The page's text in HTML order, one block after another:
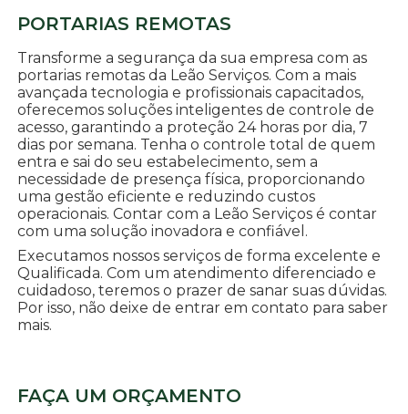
PORTARIAS REMOTAS
Transforme a segurança da sua empresa com as
portarias remotas da Leão Serviços. Com a mais
avançada tecnologia e profissionais capacitados,
oferecemos soluções inteligentes de controle de
acesso, garantindo a proteção 24 horas por dia, 7
dias por semana. Tenha o controle total de quem
entra e sai do seu estabelecimento, sem a
necessidade de presença física, proporcionando
uma gestão eficiente e reduzindo custos
operacionais. Contar com a Leão Serviços é contar
com uma solução inovadora e confiável.
Executamos nossos serviços de forma excelente e
Qualificada. Com um atendimento diferenciado e
cuidadoso, teremos o prazer de sanar suas dúvidas.
Por isso, não deixe de entrar em contato para saber
mais.
FAÇA UM ORÇAMENTO